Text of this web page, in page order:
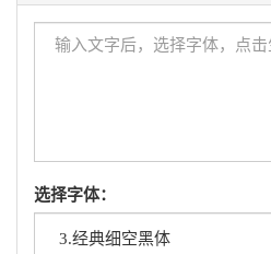
选择字体：